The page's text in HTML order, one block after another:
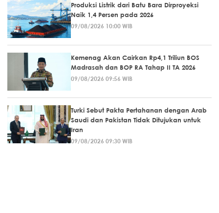
Produksi Listrik dari Batu Bara Dirproyeksi
Naik 1,4 Persen pada 2026
09/08/2026 10:00 WIB
Kemenag Akan Cairkan Rp4,1 Triliun BOS
Madrasah dan BOP RA Tahap II TA 2026
09/08/2026 09:56 WIB
Turki Sebut Pakta Pertahanan dengan Arab
Saudi dan Pakistan Tidak Ditujukan untuk
Iran
09/08/2026 09:30 WIB